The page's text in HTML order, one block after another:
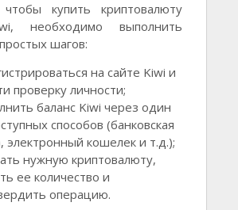
купить криптовалюту
необходимо выполнить
шагов:
на сайте Kiwi и
проверку личности;
баланс Kiwi через один
способов (банковская
электронный кошелек и т.д.);
нужную криптовалюту,
ее количество и
операцию.